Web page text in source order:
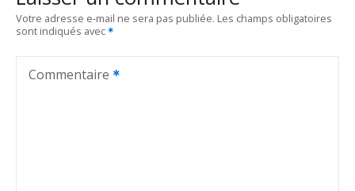
g
a
Votre adresse e-mail ne sera pas publiée. Les champs obligatoires
sont indiqués avec
Commentaire